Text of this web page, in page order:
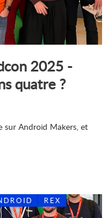
2025 -
quatre ?
sur Android Makers, et
REX